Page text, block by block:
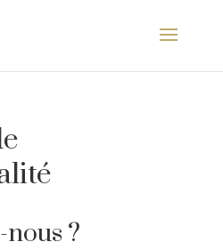
nous ?